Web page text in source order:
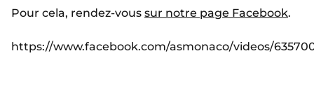
Pour cela, rendez-vous sur notre page Facebook.
https://www.facebook.com/asmonaco/videos/